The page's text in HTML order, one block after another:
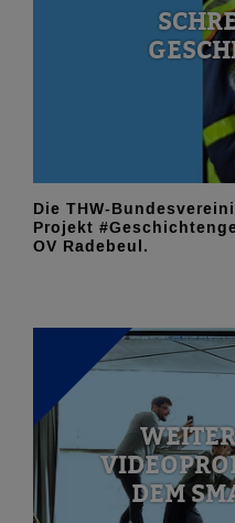
Die THW-
Projekt
OV Radebeul.
DEM